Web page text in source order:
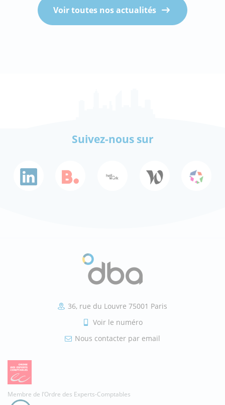
Voir toutes nos actualités
Suivez-nous sur
36, rue du Louvre 75001 Paris
Voir le numéro
Nous contacter par email
Membre de l’Ordre des Experts-Comptables